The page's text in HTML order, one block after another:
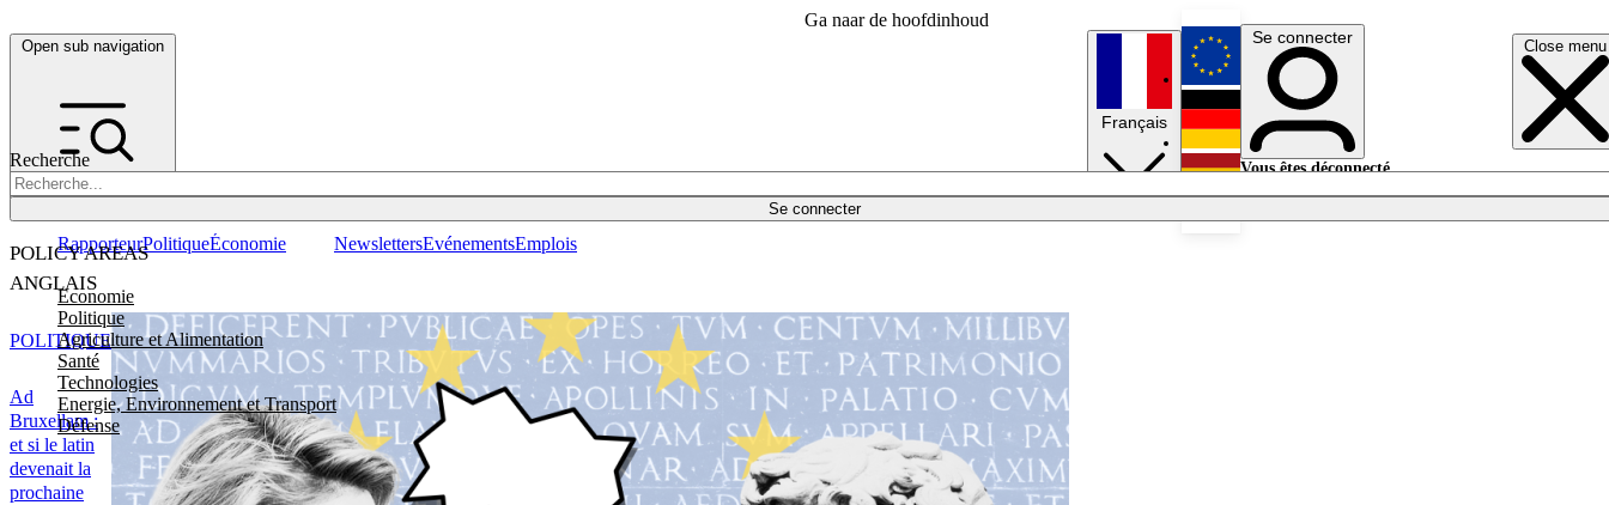
Ga naar de hoofdinhoud
Open sub navigation Close menu
Recherche
Se connecter
POLICY AREAS
Economie
Politique
Agriculture et Alimentation
Santé
Technologies
Energie, Environnement et Transport
Défense
RapporteurPolitiqueÉconomie NewslettersEvénementsEmplois
Français
English
Deutsch
Se connecter
Vous êtes déconnecté.
ANGLAIS
Ad
Bruxellam :
et si le latin
devenait la
prochaine
POLITIQUE